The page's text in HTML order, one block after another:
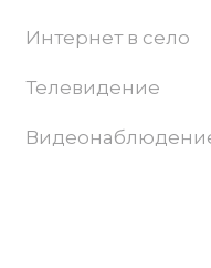
Интернет в село
Телевидение